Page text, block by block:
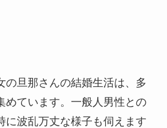
の旦那さんの結婚生活は、多
めています。一般人男性との
に波乱万丈な様子も伺えます